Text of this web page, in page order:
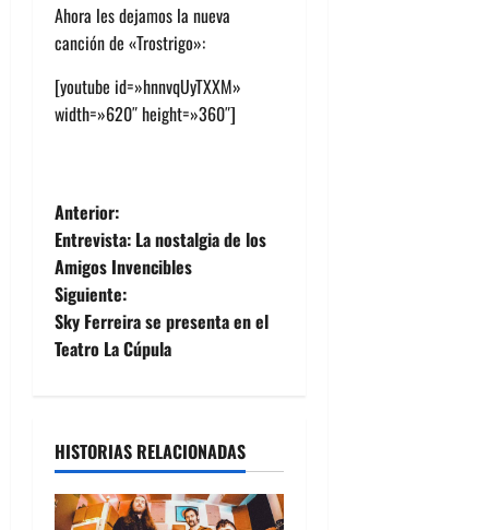
Ahora les dejamos la nueva
canción de «Trostrigo»:
[youtube id=»hnnvqUyTXXM»
width=»620″ height=»360″]
N
a
v
e
a
c
Anterior:
Entrevista: La nostalgia de los
Amigos Invencibles
Siguiente:
Sky Ferreira se presenta en el
Teatro La Cúpula
HISTORIAS RELACIONADAS